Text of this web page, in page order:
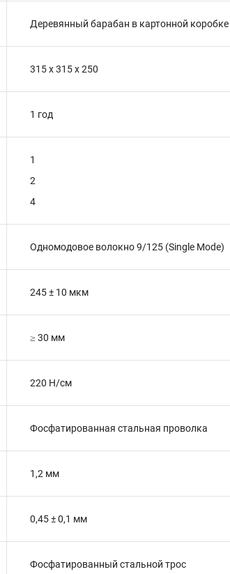
Деревянный барабан в картонной коробке
315 х 315 х 250
1 год
1
2
4
Одномодовое волокно 9/125 (Single Mode)
245 ± 10 мкм
≥ 30 мм
220 Н/см
Фосфатированная стальная проволка
1,2 мм
0,45 ± 0,1 мм
Фосфатированный стальной трос